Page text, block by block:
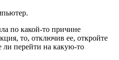
по какой-то причине
то, отключив ее, откройте
ли перейти на какую-то